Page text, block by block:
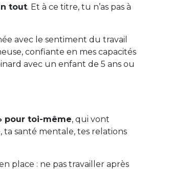
tout. Et à ce titre, tu n’as pas à
avec le sentiment du travail
confiante en mes capacités
avec un enfant de 5 ans ou
pour toi-même, qui vont
santé mentale, tes relations
place : ne pas travailler après